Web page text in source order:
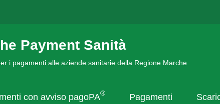
Payment Sanità
i pagamenti alle aziende sanitarie della Regione Marche
con avviso pagoPA® Pagamenti